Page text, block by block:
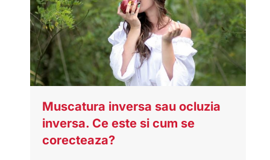
Muscatura inversa sau ocluzia
inversa. Ce este si cum se
corecteaza?